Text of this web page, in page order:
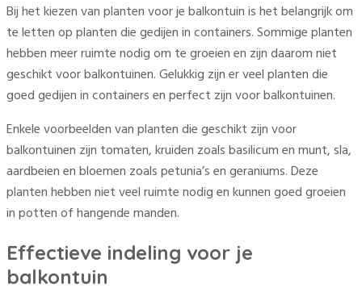
Bij het kiezen van planten voor je balkontuin is het belangrijk om
te letten op planten die gedijen in containers. Sommige planten
hebben meer ruimte nodig om te groeien en zijn daarom niet
geschikt voor balkontuinen. Gelukkig zijn er veel planten die
goed gedijen in containers en perfect zijn voor balkontuinen.
Enkele voorbeelden van planten die geschikt zijn voor
balkontuinen zijn tomaten, kruiden zoals basilicum en munt, sla,
aardbeien en bloemen zoals petunia’s en geraniums. Deze
planten hebben niet veel ruimte nodig en kunnen goed groeien
in potten of hangende manden.
Effectieve indeling voor je
balkontuin